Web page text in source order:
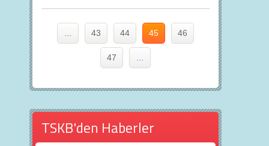
43 44 45 46
47
TSKB'den Haberler